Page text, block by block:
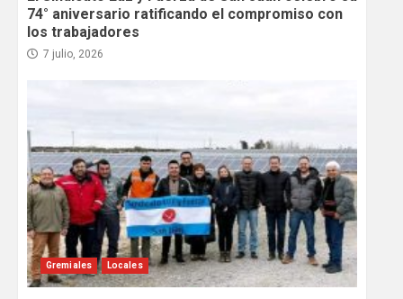
74° aniversario ratificando el compromiso con
los trabajadores
7 julio, 2026
Gremiales Locales